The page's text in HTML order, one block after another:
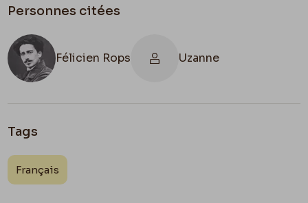
Personnes citées
Félicien Rops Uzanne
Tags
Français